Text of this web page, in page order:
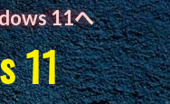
11へ
11